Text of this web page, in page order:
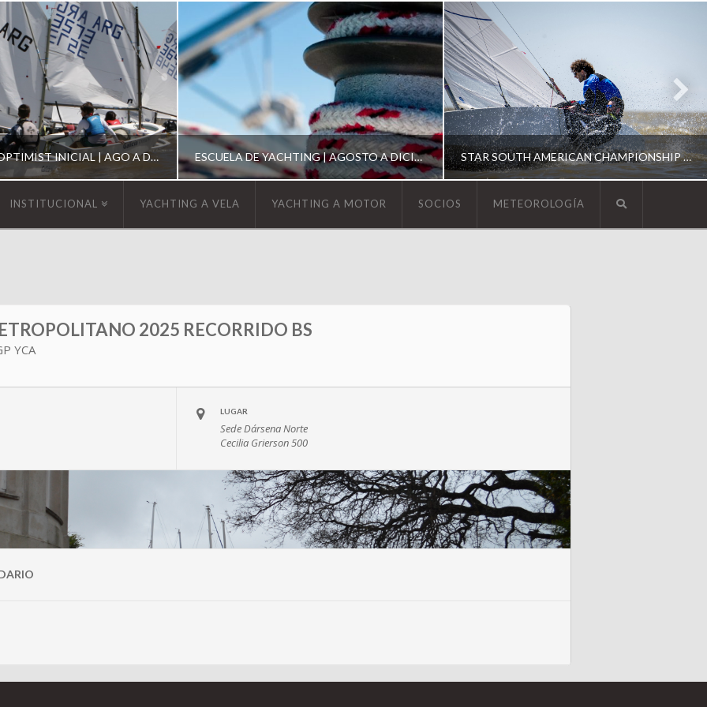
ESCUELA DE OPTIMIST INICIAL | AGO A DIC 2026 ESCUELA DE YACHTING | AGOSTO A DICIEMBRE 2026 STAR SOUTH AMERICAN CHAMPIONSHIP 2026
INSTITUCIONAL YACHTING A VELA YACHTING A MOTOR SOCIOS METEOROLOGÍA
2025 RECORRIDO BS
YCA
LUGAR
Sede Dársena Norte
Cecilia Grierson 500